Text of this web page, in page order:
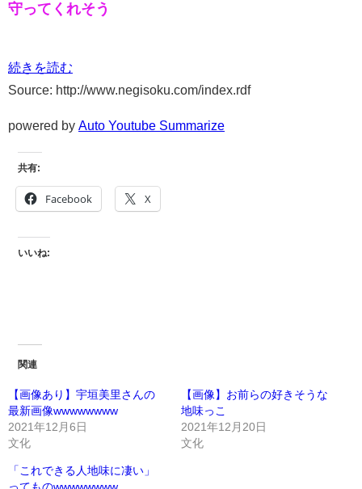
守ってくれそう
続きを読む
Source: http://www.negisoku.com/index.rdf
powered by Auto Youtube Summarize
共有:
Facebook X
いいね:
関連
【画像あり】宇垣美里さんの
最新画像wwwwwwww
2021年12月6日
文化
【画像】お前らの好きそうな
地味っこ
2021年12月20日
文化
「これできる人地味に凄い」